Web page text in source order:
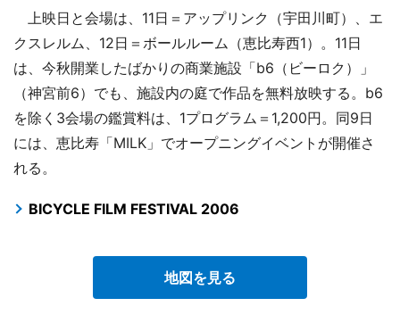
上映日と会場は、11日＝アップリンク（宇田川町）、エ
クスレルム、12日＝ボールルーム（恵比寿西1）。11日
は、今秋開業したばかりの商業施設「b6（ビーロク）」
（神宮前6）でも、施設内の庭で作品を無料放映する。b6
を除く3会場の鑑賞料は、1プログラム＝1,200円。同9日
には、恵比寿「MILK」でオープニングイベントが開催さ
れる。
BICYCLE FILM FESTIVAL 2006
地図を見る